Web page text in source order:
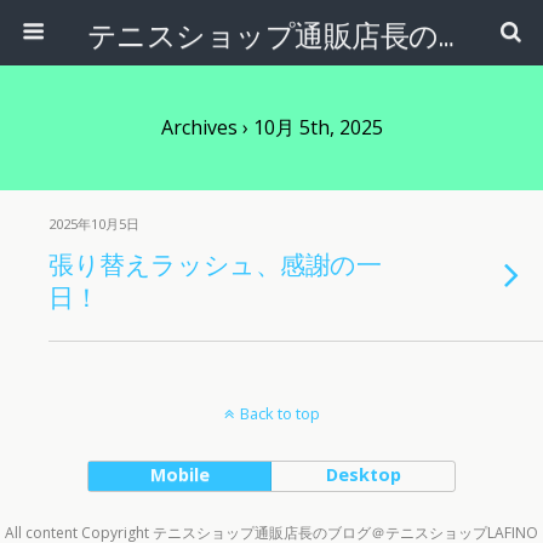
テニスショップ通販店長のブログ＠テニスショップLAFINO 西山克久
Archives › 10月 5th, 2025
2025年10月5日
張り替えラッシュ、感謝の一
日！
Back to top
Mobile Desktop
All content Copyright テニスショップ通販店長のブログ＠テニスショップLAFINO